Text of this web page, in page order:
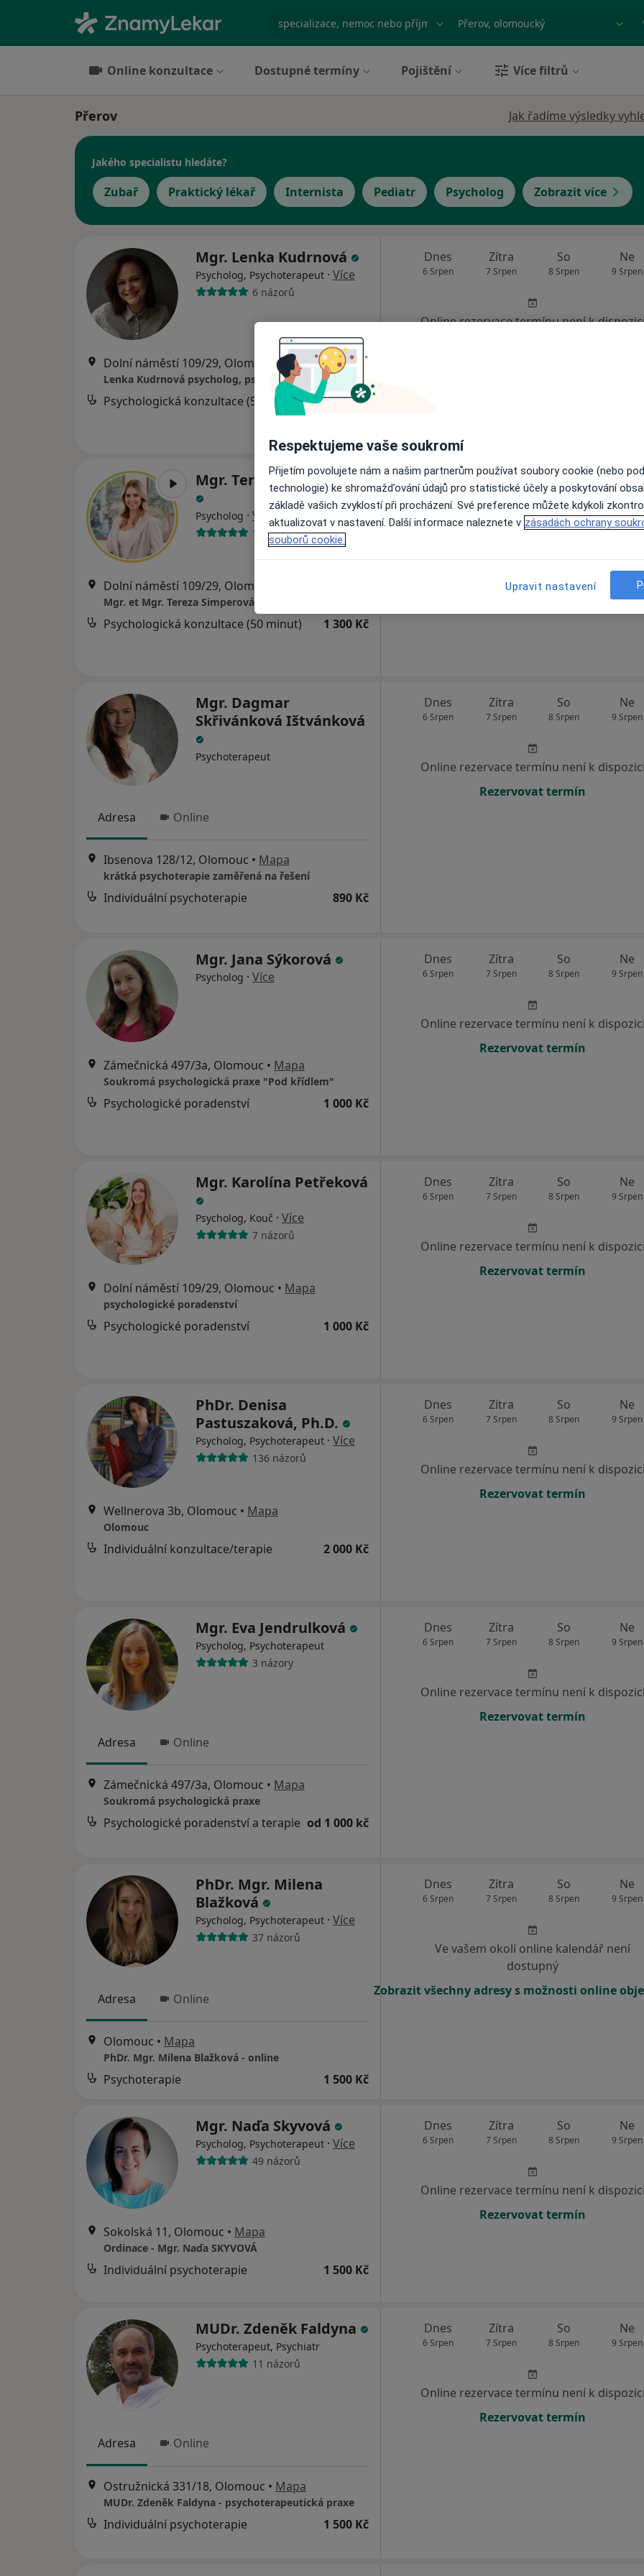
specializace, nemoc nebo příjmení Město nebo region
Online konzultace Dostupné termíny Pojištění Více filtrů
Přerov Jak řadíme výsledky
Jakého specialistu hledáte?
Zubař Praktický lékař Internista Pediatr Psycholog Zobrazit více
Mgr. Lenka Kudrnová
Psycholog, Psychoterapeut · Více
6 názorů
Dolní náměstí 109/29, Olomouc • Mapa
Lenka Kudrnová psycholog, psychoterapeut
Psychologická konzultace (50 minut) 1 300 Kč
Dnes
6 Srpen
Zítra
7 Srpen
So
8 Srpen
Ne
9 Srpen
Online rezervace termínu není k
Mgr. Tereza Simperová
Psycholog · Více
16 názorů
Dolní náměstí 109/29, Olomouc
Mgr. et Mgr. Tereza Simperová
Psychologická konzultace (50 minut) 1 300 Kč
Dnes
6 Srpen
Zítra
7 Srpen
So
8 Srpen
Ne
9 Srpen
Mgr. Dagmar
Skřivánková Ištvánková
Psychoterapeut
Adresa Online
Ibsenova 128/12, Olomouc • Mapa
krátká psychoterapie zaměřená na řešení
Individuální psychoterapie 890 Kč
Dnes
6 Srpen
Zítra
7 Srpen
So
8 Srpen
Ne
9 Srpen
Online rezervace termínu není k dispozici
Rezervovat termín
Mgr. Jana Sýkorová
Psycholog · Více
Zámečnická 497/3a, Olomouc • Mapa
Soukromá psychologická praxe "Pod křídlem"
Psychologické poradenství 1 000 Kč
Dnes
6 Srpen
Zítra
7 Srpen
So
8 Srpen
Ne
9 Srpen
Online rezervace termínu není k dispozici
Rezervovat termín
Mgr. Karolína Petřeková
Psycholog, Kouč · Více
7 názorů
Dolní náměstí 109/29, Olomouc • Mapa
psychologické poradenství
Psychologické poradenství 1 000 Kč
Dnes
6 Srpen
Zítra
7 Srpen
So
8 Srpen
Ne
9 Srpen
Online rezervace termínu není k dispozici
Rezervovat termín
PhDr. Denisa
Pastuszaková, Ph.D.
Psycholog, Psychoterapeut · Více
136 názorů
Wellnerova 3b, Olomouc • Mapa
Olomouc
Individuální konzultace/terapie 2 000 Kč
Dnes
6 Srpen
Zítra
7 Srpen
So
8 Srpen
Ne
9 Srpen
Online rezervace termínu není k dispozici
Rezervovat termín
Mgr. Eva Jendrulková
Psycholog, Psychoterapeut
3 názory
Adresa Online
Zámečnická 497/3a, Olomouc • Mapa
Soukromá psychologická praxe
Psychologické poradenství a terapie od 1 000 kč
Dnes
6 Srpen
Zítra
7 Srpen
So
8 Srpen
Ne
9 Srpen
Online rezervace termínu není k dispozici
Rezervovat termín
PhDr. Mgr. Milena
Blažková
Psycholog, Psychoterapeut · Více
37 názorů
Adresa Online
Olomouc • Mapa
PhDr. Mgr. Milena Blažková - online
Psychoterapie 1 500 Kč
Dnes
6 Srpen
Zítra
7 Srpen
So
8 Srpen
Ne
9 Srpen
Ve vašem okolí online kalendář není
dostupný
Zobrazit všechny adresy s možnosti online
Mgr. Naďa Skyvová
Psycholog, Psychoterapeut · Více
49 názorů
Sokolská 11, Olomouc • Mapa
Ordinace - Mgr. Naďa SKYVOVÁ
Individuální psychoterapie 1 500 Kč
Dnes
6 Srpen
Zítra
7 Srpen
So
8 Srpen
Ne
9 Srpen
Online rezervace termínu není k dispozici
Rezervovat termín
MUDr. Zdeněk Faldyna
Psychoterapeut, Psychiatr
11 názorů
Adresa Online
Ostružnická 331/18, Olomouc • Mapa
MUDr. Zdeněk Faldyna - psychoterapeutická praxe
Individuální psychoterapie 1 500 Kč
Dnes
6 Srpen
Zítra
7 Srpen
So
8 Srpen
Ne
9 Srpen
Online rezervace termínu není k dispozici
Rezervovat termín
Respektujeme vaše soukromí
Přijetím povolujete nám a našim partnerům používat soubory cookie (nebo
technologie) ke shromažďování údajů pro statistické účely a poskytování
základě vašich zvyklostí při procházení. Své preference můžete kdykoli
aktualizovat v nastavení. Další informace naleznete v zásadách ochrany
souborů cookie.
Upravit nastavení